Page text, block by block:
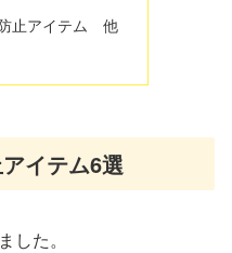
止アイテム 他
イテム6選
した。